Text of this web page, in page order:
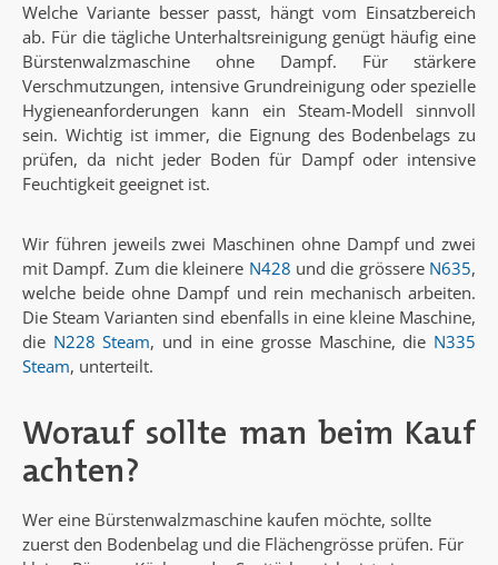
Welche Variante besser passt, hängt vom Einsatzbereich
ab. Für die tägliche Unterhaltsreinigung genügt häufig eine
Bürstenwalzmaschine ohne Dampf. Für stärkere
Verschmutzungen, intensive Grundreinigung oder spezielle
Hygieneanforderungen kann ein Steam-Modell sinnvoll
sein. Wichtig ist immer, die Eignung des Bodenbelags zu
prüfen, da nicht jeder Boden für Dampf oder intensive
Feuchtigkeit geeignet ist.
Wir führen jeweils zwei Maschinen ohne Dampf und zwei
mit Dampf. Zum die kleinere N428 und die grössere N635,
welche beide ohne Dampf und rein mechanisch arbeiten.
Die Steam Varianten sind ebenfalls in eine kleine Maschine,
die N228 Steam, und in eine grosse Maschine, die N335
Steam, unterteilt.
Worauf sollte man beim Kauf
achten?
Wer eine Bürstenwalzmaschine kaufen möchte, sollte
zuerst den Bodenbelag und die Flächengrösse prüfen. Für